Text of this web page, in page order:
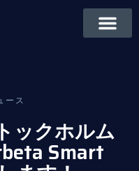
ース
ックホルム
Smart